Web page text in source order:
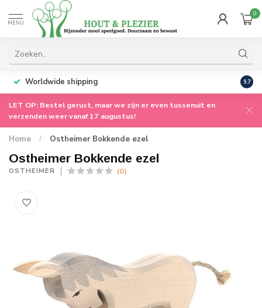
MENU
0
Worldwide shipping 9.7
LET OP: Bestel gerust, maar we zijn er even tussenuit en
verzenden weer vanaf 17 augustus!
Home / Ostheimer Bokkende ezel
Ostheimer Bokkende ezel
OSTHEIMER (0)